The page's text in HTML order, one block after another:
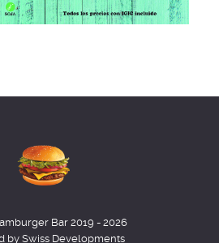
Bar 2019 - 2026
by Swiss Developments